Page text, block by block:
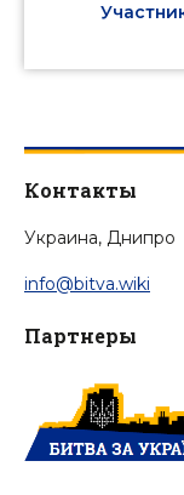
Контакты
Украина, Днипро
info@bitva.wiki
Партнеры